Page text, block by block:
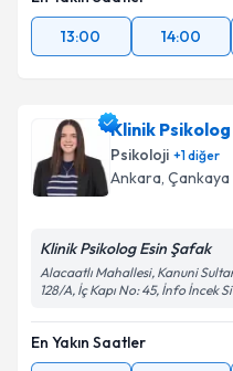
13:00
14:00
Klinik
Psikoloji +1diğer
Ankara, Çankaya
Klinik Psikolog Esin Şafak
Alacaatlı Mahallesi, Kanuni
128/A, İç Kapı No: 45, İnfo İncek
En Yakın Saatler